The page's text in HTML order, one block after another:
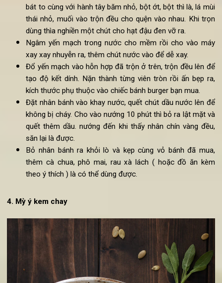
với nhiệt độ 400 trong 10 phút sau đó bỏ ra bổ đôi,
nướng tiếp thêm 20 phút cho khoai chín rồi bỏ ra bóc
để nguội. Làm như này khoai sẽ ngọt và chín mềm
Bỏ ra nghiền nát mịn.
Cho hạt kê vào một cái chảo nhỏ, thêm 1 cốc nước
đun sôi rồi cho nhỏ lửa đun cho đến khi thấy hạt kê
rơi vào khoảng 20 phút rồi bỏ ra ngoài cho ráo nước
nguội, rồi bỏ vào máy xay chay giập.
Đậu đen ninh trong nước 20 phút rồi bỏ ra để ráo.
Cho hạt kê, khoai tây được chế biến ở trên vào một
bát to cùng với hành tây băm nhỏ, bột ớt, bột thì là, lá
thái nhỏ, muối vào trộn đều cho quện vào nhau. Khi
dùng thìa nghiền một chút cho hạt đậu đen vỡ ra.
Ngâm yến mạch trong nước cho mềm rồi cho vào
tạo độ kết dính. Nặn thành từng viên tròn rồi ấn bẹp
kích thước phụ thuộc vào chiếc bánh burger bạn mua.
Đặt nhân bánh vào khay nước, quết chút dầu nước lên
không bị cháy. Cho vào nướng 10 phút thì bỏ ra lật mặt
quết thêm dầu. nướng đến khi thấy nhân chín vàng
săn lại là được.